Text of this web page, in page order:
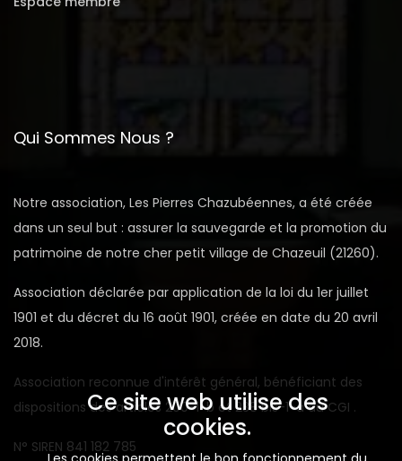
Qui Sommes Nous ?
Notre association, Les Pierres Chazubéennes, a été créée
dans un seul but : assurer la sauvegarde et la promotion du
patrimoine de notre cher petit village de Chazeuil (21260).
Association déclarée par application de la loi du 1er juillet
1901 et du décret du 16 août 1901, créée en date du 20 avril
2018.
Association reconnue d'intérêt général, bénéficiant des
dispositions des articles 200-1-b et 238 bis-1-a du CGI .
N° SIREN 841 182 785
Ce site web utilise des
cookies.